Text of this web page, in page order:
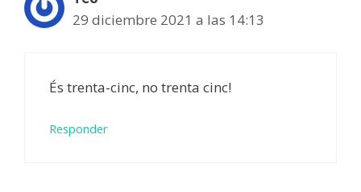
29 diciembre 2021 a las 14:13
És trenta-cinc, no trenta cinc!
Responder